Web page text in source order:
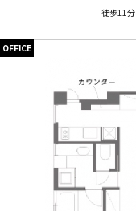
徒歩11分
OFFICE